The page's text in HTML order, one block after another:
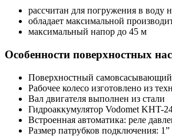
рассчитан для погружения в воду
обладает максимальной
максимальный напор до 45 м
Особенности поверхностных
Поверхностный
Рабочее колесо изготовлено из
Вал двигателя выполнен из стали
Гидроаккумулятор Vodomet KHT-
Встроенная автоматика: реле
Размер патрубков подключения: 1”